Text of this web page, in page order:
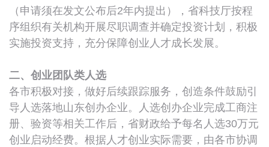
（申请须在发文公布后2年内提出），省科技厅按程
序组织有关机构开展尽职调查并确定投资计划，积极
实施投资支持，充分保障创业人才成长发展。
二、创业团队类人选
各市积极对接，做好后续跟踪服务，创造条件鼓励引
导人选落地山东创办企业。人选创办企业完成工商注
册、验资等相关工作后，省财政给予每名人选30万元
创业启动经费。根据人才创业实际需要，由各市协调